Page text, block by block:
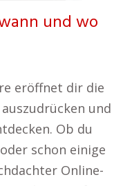
und wo
eröffnet dir die
und
Ob du
schon einige
Online-